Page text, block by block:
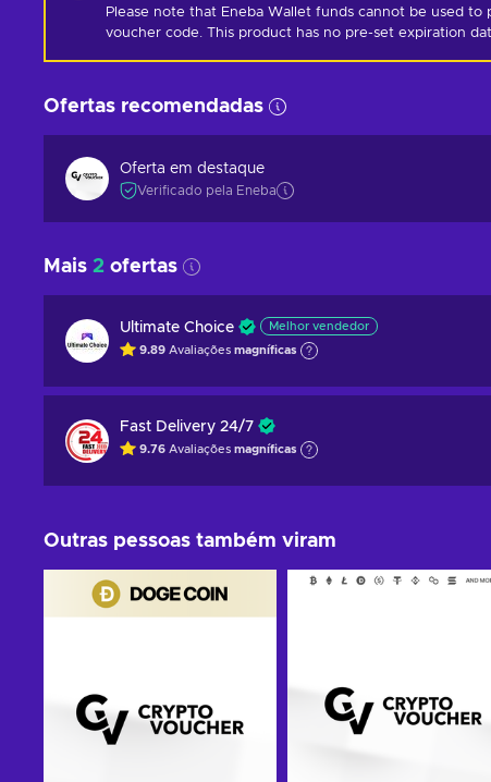
Please note that Eneba Wallet funds cannot be used
voucher code. This product has no pre-set expiration
Ofertas recomendadas
Oferta em destaque
Verificado pela Eneba
Mais 2 ofertas
Ultimate Choice Melhor vendedor
9.89 Avaliações magníficas
Fast Delivery 24/7
9.76 Avaliações magníficas
Outras pessoas também viram